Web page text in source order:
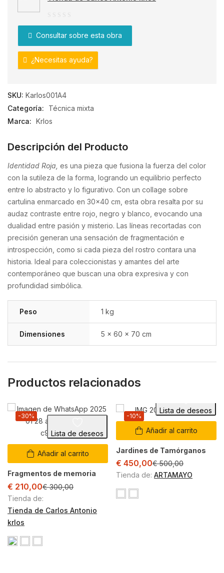
0
de
5
Consultar sobre esta obra
¿Necesitas ayuda?
SKU: Karlos001A4
Categoría:
Técnica mixta
Marca: Krlos
Descripción del Producto
Identidad Roja, es una pieza que fusiona la fuerza del color
con la sutileza de la forma, logrando un equilibrio perfecto
entre lo abstracto y lo figurativo. Con un collage sobre
cartulina enmarcado en 30×40 cm, esta obra resalta por su
audaz contraste entre rojo, negro y blanco, evocando una
dualidad entre pasión y misterio. Las líneas recortadas con
precisión generan una sensación de fragmentación e
introspección, como si cada pieza del rostro contara una
historia. Ideal para coleccionistas y amantes del arte
contemporáneo que buscan una obra expresiva y con
profundidad simbólica.
Peso 1 kg
Dimensiones 5 × 60 × 70 cm
Productos relacionados
Añadir al carrito
Lista de deseos
-30%
Fragmentos de memoria
€ 210,00€300,00
Tienda de:
Tienda de Carlos Antonio
krlos
Añadir al carrito
Lista de deseos
-10%
Jardines de Tamórganos
€ 450,00€500,00
Tienda de: ARTAMAYO